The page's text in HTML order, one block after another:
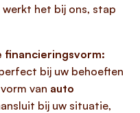
het bij ons, stap
financieringsvorm:
bij uw behoeften
van auto
bij uw situatie,